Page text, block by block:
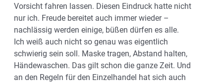
Vorsicht fahren lassen. Diesen Eindruck hatte nicht
nur ich. Freude bereitet auch immer wieder –
nachlässig werden einige, büßen dürfen es alle.
Ich weiß auch nicht so genau was eigentlich
schwierig sein soll. Maske tragen, Abstand halten,
Händewaschen. Das gilt schon die ganze Zeit. Und
an den Regeln für den Einzelhandel hat sich auch